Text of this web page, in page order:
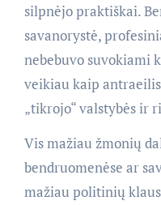
silpnėjo praktiškai.
savanorystė,
nebebuvo suvokiami
veikiau kaip
„tikrojo“ valstybės ir
Vis mažiau žmonių
bendruomenėse ar
mažiau politinių